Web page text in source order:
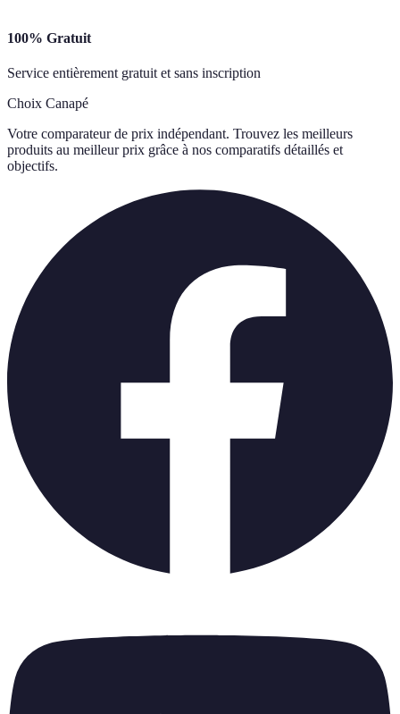
100% Gratuit
Service entièrement gratuit et sans inscription
Choix Canapé
Votre comparateur de prix indépendant. Trouvez les meilleurs
produits au meilleur prix grâce à nos comparatifs détaillés et
objectifs.